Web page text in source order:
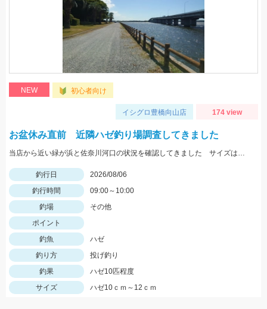
NEW 初心者向け
イシグロ豊橋向山店 174 view
お盆休み直前 近隣ハゼ釣り場調査してきました
当店から近い緑が浜と佐奈川河口の状況を確認してきました サイズはまだ小さめ 針サイズは6号がよさそうです
釣行日
2026/08/06
釣行時間
09:00～10:00
釣場
その他
ポイント
釣魚
ハゼ
釣り方
投げ釣り
釣果
ハゼ10匹程度
サイズ
ハゼ10ｃｍ～12ｃｍ